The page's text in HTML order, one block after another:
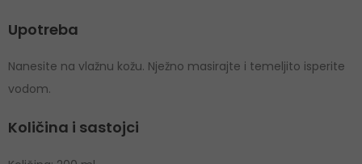
Upotreba
Nanesite na vlažnu kožu. Nježno masirajte i temeljito isperite
vodom.
Količina i sastojci